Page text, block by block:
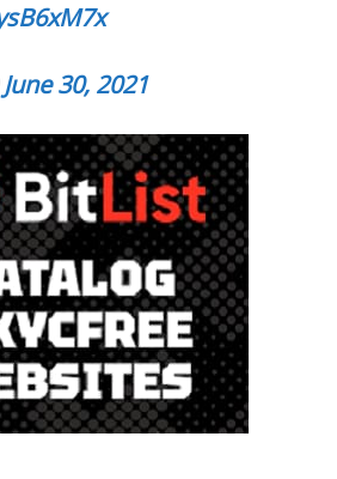
June 30, 2021